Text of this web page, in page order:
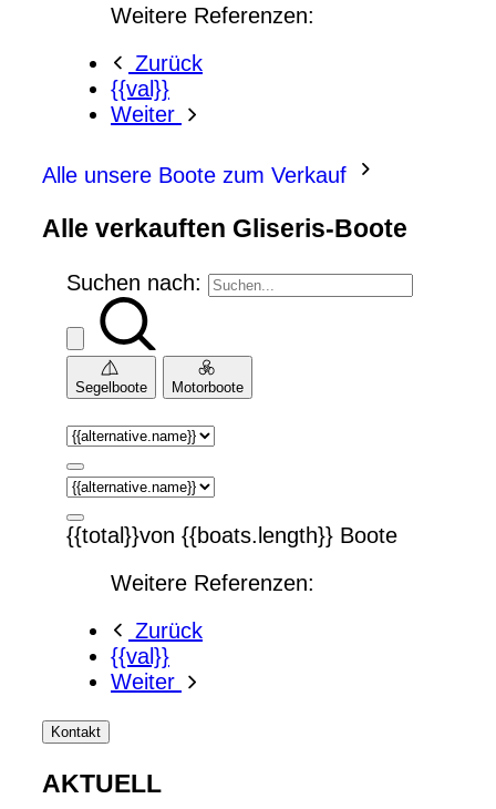
Weitere Referenzen:
Zurück
{{val}}
Weiter
Alle unsere Boote zum Verkauf
Alle verkauften Gliseris-Boote
Suchen nach:
Segelboote Motorboote
{{total}}von {{boats.length}} Boote
Weitere Referenzen:
Zurück
{{val}}
Weiter
Kontakt
AKTUELL